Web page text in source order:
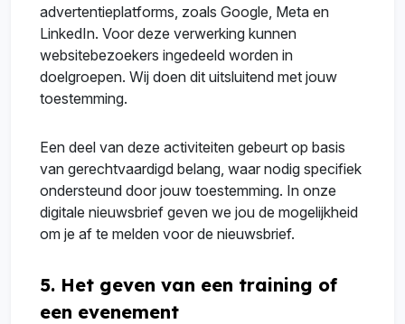
advertentieplatforms, zoals Google, Meta en
LinkedIn. Voor deze verwerking kunnen
websitebezoekers ingedeeld worden in
doelgroepen. Wij doen dit uitsluitend met jouw
toestemming.
Een deel van deze activiteiten gebeurt op basis
van gerechtvaardigd belang, waar nodig specifiek
ondersteund door jouw toestemming. In onze
digitale nieuwsbrief geven we jou de mogelijkheid
om je af te melden voor de nieuwsbrief.
5. Het geven van een training of
een evenement